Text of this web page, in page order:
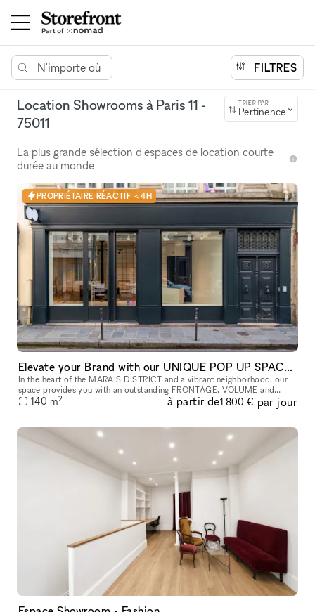
N'importe où FILTRES
Location Showrooms à Paris 11 -
75011
TRIER PAR
Pertinence
La plus grande sélection d'espaces de location courte
durée au monde
PROPRIÉTAIRE RÉACTIF < 4H
Elevate your Brand with our UNIQUE POP UP SPACE in PARIS Marais
In the heart of the MARAIS DISTRICT and a vibrant neighborhood, our
space provides you with an outstanding FRONTAGE, VOLUME and
ARCHITECTURE. The location is very interesting as it is on a real sho
140 m2 à partir de1 800 € par jour